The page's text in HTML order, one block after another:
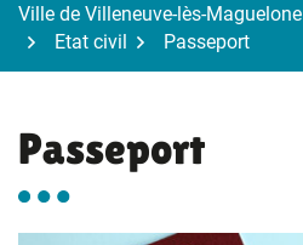
Ville de Villeneuve-lès-Maguelone
Etat civil
Passeport
Passeport